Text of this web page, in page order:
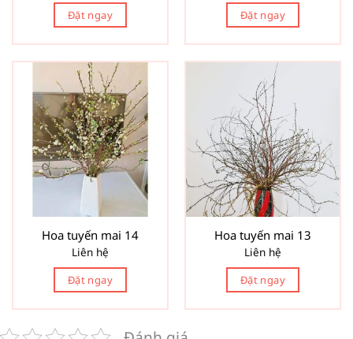
Đặt ngay Đặt ngay
Hoa tuyến mai 14
Liên hệ
Đặt ngay
Hoa tuyến mai 13
Liên hệ
Đặt ngay